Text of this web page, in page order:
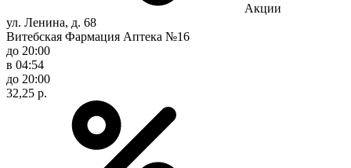
Акции
ул. Ленина, д. 68
Витебская Фармация Аптека №16
до 20:00
в 04:54
до 20:00
32,25 р.